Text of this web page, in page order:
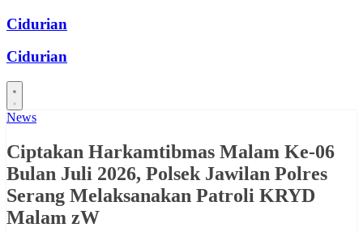
Skip
content
Cidurian
Cidurian
News
Ciptakan Harkamtibmas Malam Ke-06
Bulan Juli 2026, Polsek Jawilan Polres
Serang Melaksanakan Patroli KRYD
Malam zW